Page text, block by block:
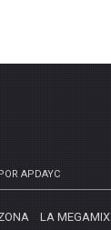
APDAYC
LA MEGAMIX